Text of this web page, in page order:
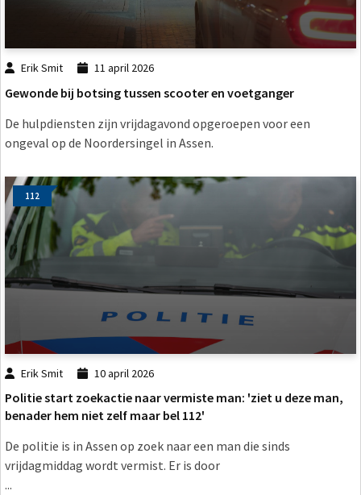
Erik Smit 11 april 2026
Gewonde bij botsing tussen scooter en voetganger
De hulpdiensten zijn vrijdagavond opgeroepen voor een
ongeval op de Noordersingel in Assen.
112
Erik Smit 10 april 2026
Politie start zoekactie naar vermiste man: 'ziet u deze man,
benader hem niet zelf maar bel 112'
De politie is in Assen op zoek naar een man die sinds
vrijdagmiddag wordt vermist. Er is door
...